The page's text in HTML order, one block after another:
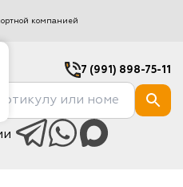
компанией
7 (991) 898-75-11